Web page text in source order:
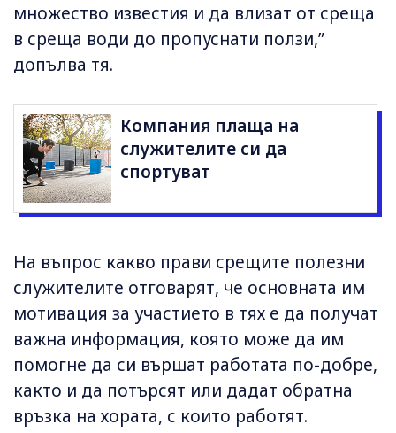
множество известия и да влизат от среща
в среща води до пропуснати ползи,”
допълва тя.
Компания плаща на
служителите си да
спортуват
На въпрос какво прави срещите полезни
служителите отговарят, че основната им
мотивация за участието в тях е да получат
важна информация, която може да им
помогне да си вършат работата по-добре,
както и да потърсят или дадат обратна
връзка на хората, с които работят.